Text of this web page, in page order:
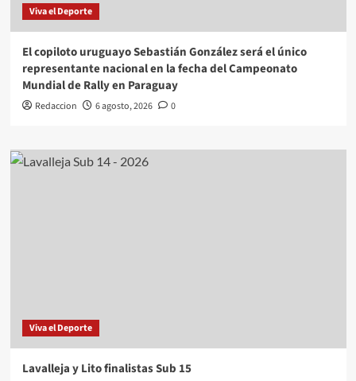
Viva el Deporte
El copiloto uruguayo Sebastián González será el único
representante nacional en la fecha del Campeonato
Mundial de Rally en Paraguay
Redaccion 6 agosto, 2026 0
Viva el Deporte
Lavalleja y Lito finalistas Sub 15